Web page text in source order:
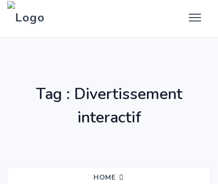
Tag : Divertissement
interactif
HOME